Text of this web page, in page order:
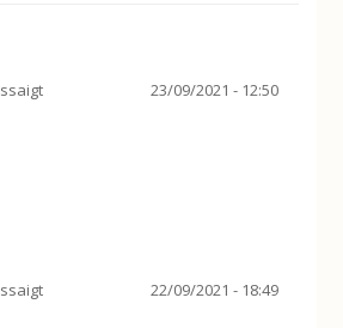
ssaigt 23/09/2021 - 12:50
ssaigt 22/09/2021 - 18:49